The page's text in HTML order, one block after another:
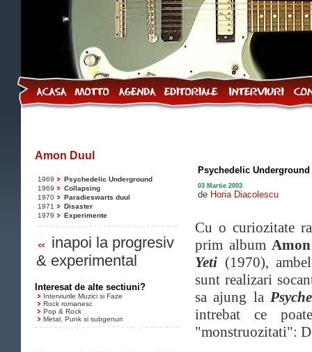
Amon Duul
1969
Psychedelic Underground
1969
Collapsing
1970
Paradieswarts duul
1971
Disaster
1979
Experimente
inapoi la progresiv
& experimental
Interesat de alte sectiuni?
Interviurile Muzici si Faze
Rock romanesc
Pop & Rock
Metal, Punk si subgenuri
Psychedelic Underground
03 Martie 2003
de Horia Diacolescu
Cu o curiozitate
prim album
Yeti (1970),
sunt realizari
sa ajung la
intrebat ce
"monstruozitati":